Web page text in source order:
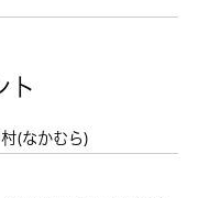
ト
(なかむら)